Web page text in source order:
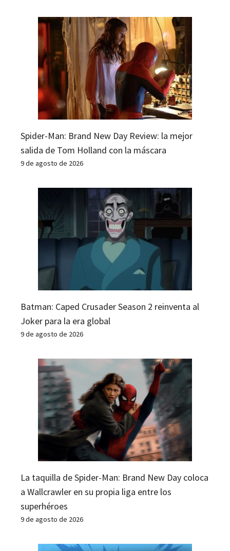
Spider-Man: Brand New Day Review: la mejor
salida de Tom Holland con la máscara
9 de agosto de 2026
Batman: Caped Crusader Season 2 reinventa al
Joker para la era global
9 de agosto de 2026
La taquilla de Spider-Man: Brand New Day coloca
a Wallcrawler en su propia liga entre los
superhéroes
9 de agosto de 2026